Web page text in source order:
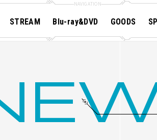
STREAM Blu-ray&DVD GOODS